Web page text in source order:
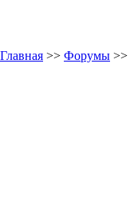
Главная >> Форумы >>